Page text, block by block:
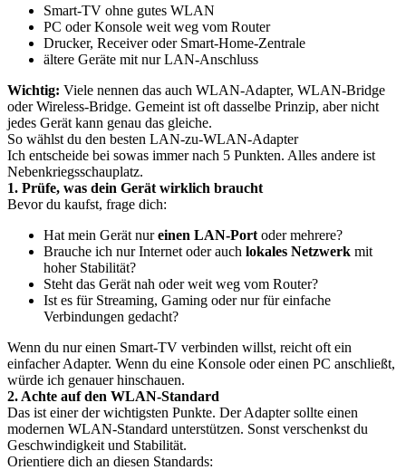
Smart-TV ohne gutes WLAN
PC oder Konsole weit weg vom Router
Drucker, Receiver oder Smart-Home-Zentrale
ältere Geräte mit nur LAN-Anschluss
Wichtig: Viele nennen das auch WLAN-Adapter, WLAN-Bridge
oder Wireless-Bridge. Gemeint ist oft dasselbe Prinzip, aber nicht
jedes Gerät kann genau das gleiche.
So wählst du den besten LAN-zu-WLAN-Adapter
Ich entscheide bei sowas immer nach 5 Punkten. Alles andere ist
Nebenkriegsschauplatz.
1. Prüfe, was dein Gerät wirklich braucht
Bevor du kaufst, frage dich:
Hat mein Gerät nureinen LAN-Port oder mehrere?
Brauche ich nur Internet oder auch lokales Netzwerk mit
hoher Stabilität?
Steht das Gerät nah oder weit weg vom Router?
Ist es für Streaming, Gaming oder nur für einfache
Verbindungen gedacht?
Wenn du nur einen Smart-TV verbinden willst, reicht oft ein
einfacher Adapter. Wenn du eine Konsole oder einen PC anschließt,
würde ich genauer hinschauen.
2. Achte auf den WLAN-Standard
Das ist einer der wichtigsten Punkte. Der Adapter sollte einen
modernen WLAN-Standard unterstützen. Sonst verschenkst du
Geschwindigkeit und Stabilität.
Orientiere dich an diesen Standards: